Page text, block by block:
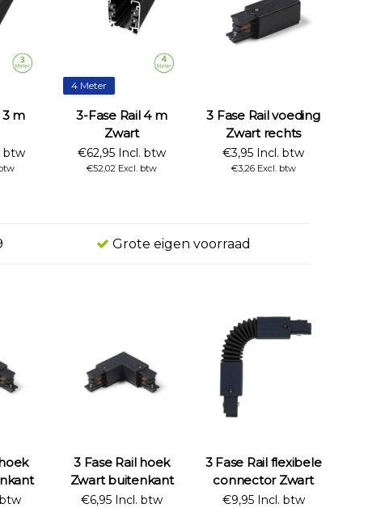
3 m
btw
4 Meter
3-Fase Rail 4 m
Zwart
€62,95 Incl. btw
€52,02 Excl. btw
3 Fase Rail voeding
Zwart rechts
€3,95 Incl. btw
€3,26 Excl. btw
Grote eigen voorraad
3 Fase Rail hoek
Zwart buitenkant
€6,95 Incl. btw
3 Fase Rail flexibele
connector Zwart
€9,95 Incl. btw